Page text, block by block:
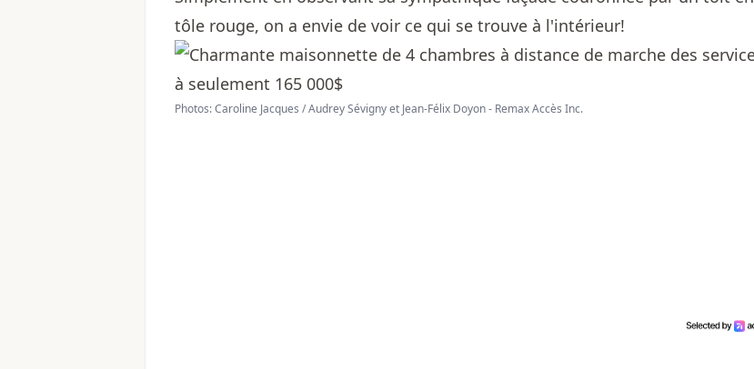
tôle rouge, on a envie de voir ce qui se trouve à l'intérieur!
Photos: Caroline Jacques / Audrey Sévigny et Jean-Félix Doyon - Remax Accès Inc.